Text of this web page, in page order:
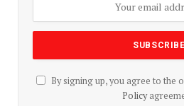
By signing up, you agree to the
Policy